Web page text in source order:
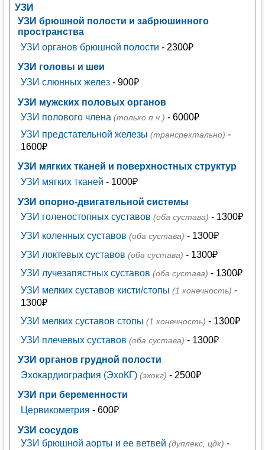
УЗИ
УЗИ брюшной полости и забрюшинного
пространства
УЗИ органов брюшной полости - 2300₽
УЗИ головы и шеи
УЗИ слюнных желез- 900₽
УЗИ мужских половых органов
УЗИ полового члена (только п.ч.) - 6000₽
УЗИ предстательной железы (трансректально) -
1600₽
УЗИ мягких тканей и поверхностных структур
УЗИ мягких тканей - 1000₽
УЗИ опорно-двигательной системы
УЗИ голеностопных суставов (оба сустава) - 1300₽
УЗИ коленных суставов (оба сустава) - 1300₽
УЗИ локтевых суставов (оба сустава) - 1300₽
УЗИ лучезапястных суставов (оба сустава) - 1300₽
УЗИ мелких суставов кисти/стопы (1 конечность) -
1300₽
УЗИ мелких суставов стопы (1 конечность) - 1300₽
УЗИ плечевых суставов (оба сустава) - 1300₽
УЗИ органов грудной полости
Эхокардиография (ЭхоКГ) (эхокг) - 2500₽
УЗИ при беременности
Цервикометрия - 600₽
УЗИ сосудов
УЗИ брюшной аорты и ее ветвей (дуплекс, цдк) -